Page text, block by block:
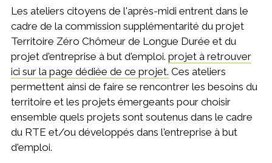
Les ateliers citoyens de l'après-midi entrent dans le
cadre de la commission supplémentarité du projet
Territoire Zéro Chômeur de Longue Durée et du
projet d'entreprise à but d'emploi. projet à retrouver
ici sur la page dédiée de ce projet. Ces ateliers
permettent ainsi de faire se rencontrer les besoins du
territoire et les projets émergeants pour choisir
ensemble quels projets sont soutenus dans le cadre
du RTE et/ou développés dans l'entreprise à but
d'emploi.